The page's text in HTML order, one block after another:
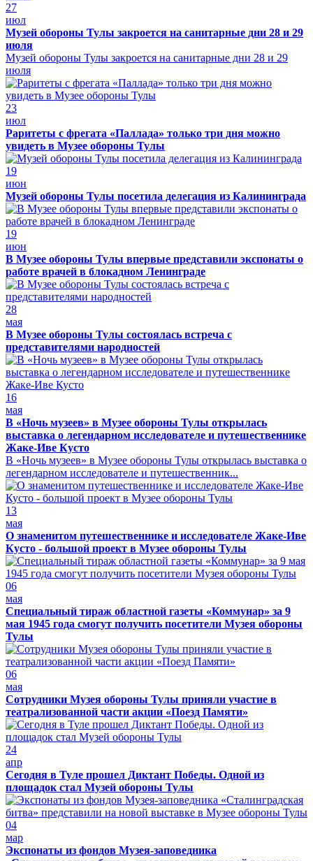
27
июл
Музей обороны Тулы закроется на санитарные дни 28 и 29
июля
Музей обороны Тулы закроется на санитарные дни 28 и 29
июля
23
июл
Раритеты с фрегата «Паллада» только три дня можно
увидеть в Музее обороны Тулы
19
июн
Музей обороны Тулы посетила делегация из Калининграда
19
июн
В Музее обороны Тулы впервые представили экспонаты о
работе врачей в блокадном Ленинграде
28
мая
В Музее обороны Тулы состоялась встреча с
представителями народностей
16
мая
В «Ночь музеев» в Музее обороны Тулы открылась
выставка о легендарном исследователе и путешественнике
Жаке-Иве Кусто
В «Ночь музеев» в Музее обороны Тулы открылась выставка о
легендарном исследователе и путешественник...
13
мая
О знаменитом путешественнике и исследователе Жаке-Иве
Кусто - большой проект в Музее обороны Тулы
06
мая
Специальный тираж областной газеты «Коммунар» за 9
мая 1945 года смогут получить посетители Музея обороны
Тулы
06
мая
Сотрудники Музея обороны Тулы приняли участие в
театрализованной части акции «Поезд Памяти»
24
апр
Сегодня в Туле прошел Диктант Победы. Одной из
площадок стал Музей обороны Тулы
04
мар
Экспонаты из фондов Музея-заповедника